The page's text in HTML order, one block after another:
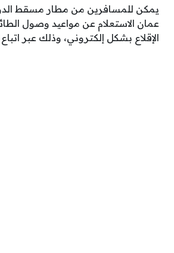
يمكن للمسافرين من مطار مسقط
عمان الاستعلام عن مواعيد وصول
الإقلاع بشكل إلكتروني، وذلك عبر